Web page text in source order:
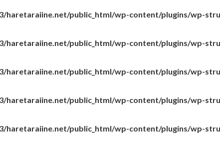
haretaraiine.net/public_html/wp-content/plugins/wp-
haretaraiine.net/public_html/wp-content/plugins/wp-
haretaraiine.net/public_html/wp-content/plugins/wp-
haretaraiine.net/public_html/wp-content/plugins/wp-
haretaraiine.net/public_html/wp-content/plugins/wp-